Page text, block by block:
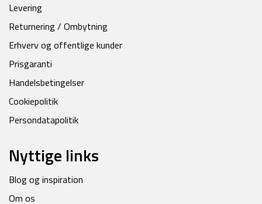
Levering
Returnering / Ombytning
Erhverv og offentlige kunder
Prisgaranti
Handelsbetingelser
Cookiepolitik
Persondatapolitik
Nyttige links
Blog og inspiration
Om os